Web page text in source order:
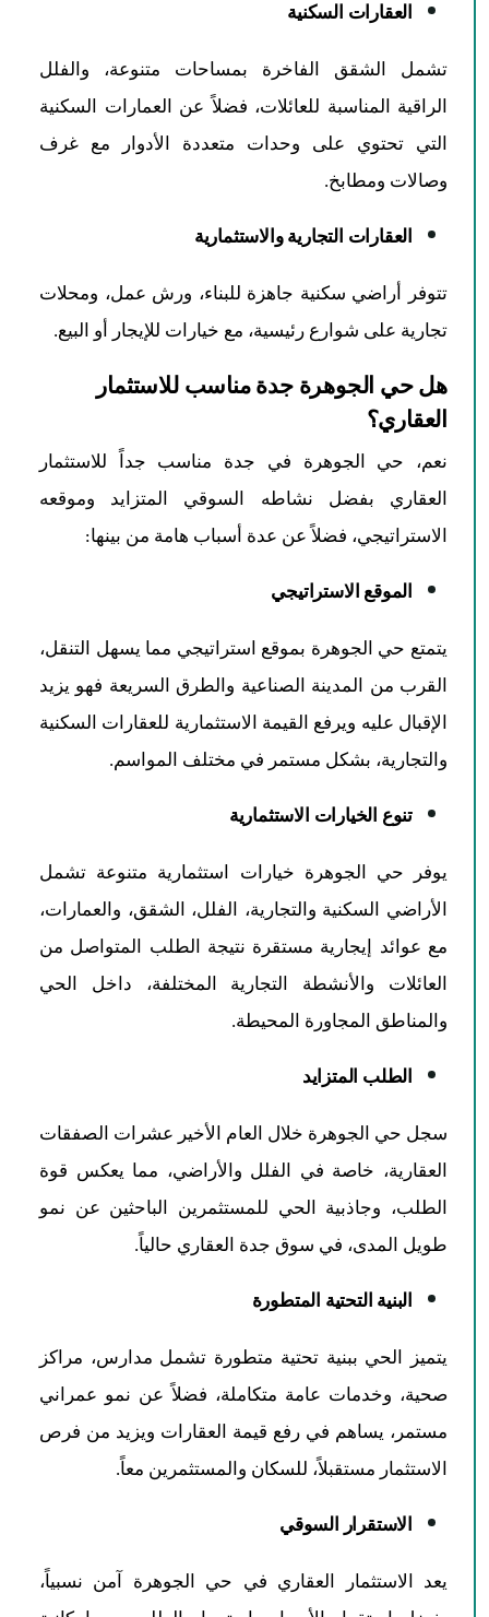
العقارات السكنية
تشمل الشقق الفاخرة بمساحات متنوعة، والفلل
الراقية المناسبة للعائلات، فضلاً عن العمارات السكنية
التي تحتوي على وحدات متعددة الأدوار مع غرف
وصالات ومطابخ.
العقارات التجارية والاستثمارية
تتوفر أراضي سكنية جاهزة للبناء، ورش عمل، ومحلات
تجارية على شوارع رئيسية، مع خيارات للإيجار أو البيع.
هل حي الجوهرة جدة مناسب للاستثمار
العقاري؟
نعم، حي الجوهرة في جدة مناسب جداً للاستثمار
العقاري بفضل نشاطه السوقي المتزايد وموقعه
الاستراتيجي، فضلاً عن عدة أسباب هامة من بينها:
الموقع الاستراتيجي
يتمتع حي الجوهرة بموقع استراتيجي مما يسهل التنقل،
القرب من المدينة الصناعية والطرق السريعة فهو يزيد
الإقبال عليه ويرفع القيمة الاستثمارية للعقارات السكنية
والتجارية، بشكل مستمر في مختلف المواسم.
تنوع الخيارات الاستثمارية
يوفر حي الجوهرة خيارات استثمارية متنوعة تشمل
الأراضي السكنية والتجارية، الفلل، الشقق، والعمارات،
مع عوائد إيجارية مستقرة نتيجة الطلب المتواصل من
العائلات والأنشطة التجارية المختلفة، داخل الحي
والمناطق المجاورة المحيطة.
الطلب المتزايد
سجل حي الجوهرة خلال العام الأخير عشرات الصفقات
العقارية، خاصة في الفلل والأراضي، مما يعكس قوة
الطلب، وجاذبية الحي للمستثمرين الباحثين عن نمو
طويل المدى، في سوق جدة العقاري حالياً.
البنية التحتية المتطورة
يتميز الحي ببنية تحتية متطورة تشمل مدارس، مراكز
صحية، وخدمات عامة متكاملة، فضلاً عن نمو عمراني
مستمر، يساهم في رفع قيمة العقارات ويزيد من فرص
الاستثمار مستقبلاً، للسكان والمستثمرين معاً.
الاستقرار السوقي
يعد الاستثمار العقاري في حي الجوهرة آمن نسبياً،